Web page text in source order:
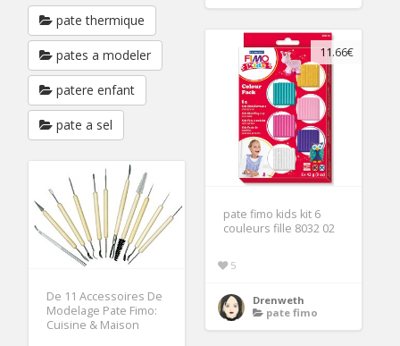
pate thermique
pates a modeler
patere enfant
pate a sel
11.66€
pate fimo kids kit 6
couleurs fille 8032 02
5
Drenweth
pate fimo
De 11 Accessoires De
Modelage Pate Fimo:
Cuisine & Maison